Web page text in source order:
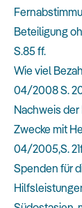
Beteiligung
S.85 ff.
Wie viel
04/2008 S.
Nachweis
Zwecke mit
04/2005,S.
Spenden für